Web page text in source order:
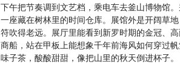
下午把节奏调到文艺档，乘电车去釜山博物馆
一座藏在树林里的时间仓库。展馆外是开阔草
符吹得老远。展厅里能看到新罗时期的金冠、
商船，站在甲板上能想象千年前海风如何穿过
味子茶，酸酸甜甜，像把山里的秋天倒进杯子。